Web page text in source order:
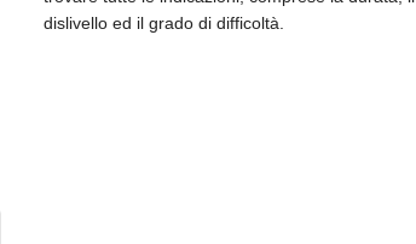
dislivello ed il grado di difficoltà.